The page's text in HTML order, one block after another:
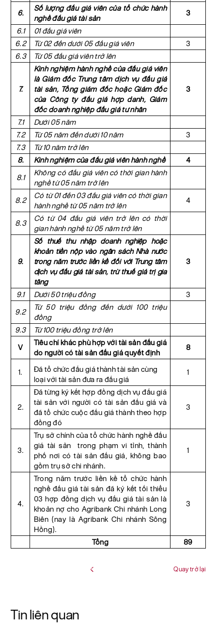
6.
Số lượng đấu giá viên của tổ chức hành
nghề đấu giá tài sản
3
6.1
01 đấu giá viên
6.2
Từ 02 đến dưới 05 đấu giá viên
3
6.3
Từ 05 đấu giá viên trở lên
7.
Kinh nghiệm hành nghề của đấu giá viên
là Giám đốc Trung tâm dịch vụ đấu giá
tài sản, Tổng giám đốc hoặc Giám đốc
của Công ty đấu giá hợp danh, Giám
đốc doanh nghiệp đấu giá tư nhân
3
7.1
Dưới 05 năm
7.2
Từ 05 năm đến dưới 10 năm
3
7.3
Từ 10 năm trở lên
8.
Kinh nghiệm của đấu giá viên hành nghề 4
8.1
Không có đấu giá viên có thời gian hành
nghề từ 05 năm trở lên
8.2
Có từ 01 đến 03 đấu giá viên có thời gian
hành nghề từ 05 năm trở lên
4
8.3
Có từ 04 đấu giá viên trở lên có thời
gian hành nghề từ 05 năm trở lên
9.
Số thuế thu nhập doanh nghiệp hoặc
khoản tiền nộp vào ngân sách Nhà nước
trong năm trước liền kề đối với Trung tâm
dịch vụ đấu giá tài sản, trừ thuế giá trị gia
tăng
3
9.1 Dưới 50 triệu đồng 3
9.2
Từ 50 triệu đồng đến dưới 100 triệu
đồng
9.3
Từ 100 triệu đồng trở lên
V
Tiêu chí khác phù hợp với tài sản đấu giá
do người có tài sản đấu giá quyết định
8
1.
Đã tổ chức đấu giá thành tài sản cùng
loại với tài sản đưa ra đấu giá
1
2.
Đã từng ký kết hợp đồng dịch vụ đấu giá
tài sản với người có tài sản đấu giá và
đã tổ chức cuộc đấu giá thành theo hợp
đồng đó
3
3.
Trụ sở chính của tổ chức hành nghề đấu
giá tài sản trong phạm vi tỉnh, thành
phố nơi có tài sản đấu giá, không bao
gồm trụ sở chi nhánh.
1
4.
Trong năm trước liền kề tổ chức hành
nghề đấu giá tài sản đã ký kết tối thiểu
03 hợp đồng dịch vụ đấu giá tài sản là
khoản nợ cho Agribank Chi nhánh Long
Biên (nay là Agribank Chi nhánh Sông
Hồng).
3
Tổng 89
Quay trở lại
Tin liên quan